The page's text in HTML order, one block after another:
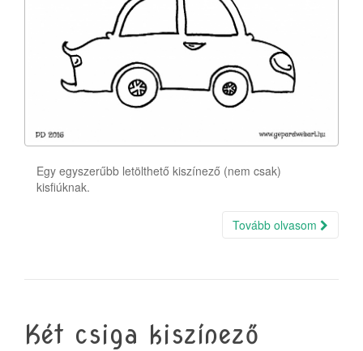
Egy egyszerűbb letölthető kiszínező (nem csak)
kisfiúknak.
Tovább olvasom
Két csiga kiszínező